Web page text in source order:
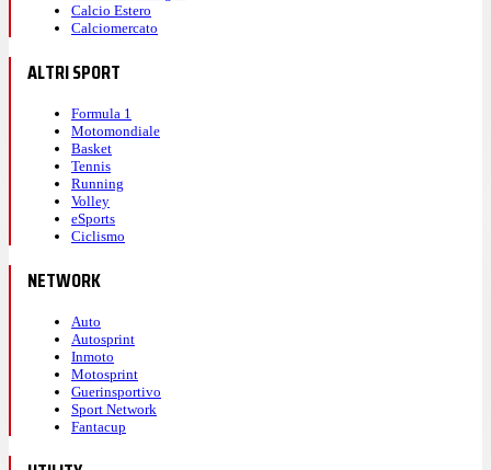
Calcio Estero
Calciomercato
ALTRI SPORT
Formula 1
Motomondiale
Basket
Tennis
Running
Volley
eSports
Ciclismo
NETWORK
Auto
Autosprint
Inmoto
Motosprint
Guerinsportivo
Sport Network
Fantacup